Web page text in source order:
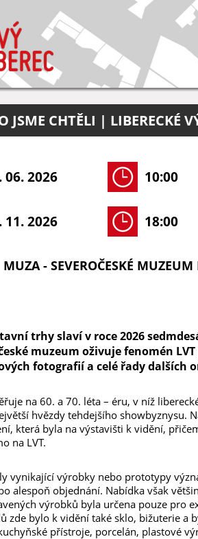
JSME CHTĚLI | LIBERECKÉ
06. 2026 10:00
11. 2026 18:00
MUZA - SEVEROČESKÉ MUZEUM
trhy slaví v roce 2026
muzeum oživuje fenomén
fotografií a celé řady dalších
na 60. a 70. léta – éru, v níž
hvězdy tehdejšího showbyznysu.
která byla na výstavišti k vidění,
na LVT.
vynikající výrobky nebo prototypy
alespoň objednání. Nabídka však
výrobků byla určena pouze pro
zde bylo k vidění také sklo, bižuterie
přístroje, porcelán, plastové